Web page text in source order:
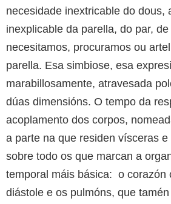
necesidade inextricable do dous,
inexplicable da parella, do par,
necesitamos, procuramos ou
parella. Esa simbiose, esa
marabillosamente, atravesada
dúas dimensións. O tempo da
acoplamento dos corpos,
a parte na que residen vísceras
sobre todo os que marcan a
temporal máis básica: o corazón
diástole e os pulmóns, que